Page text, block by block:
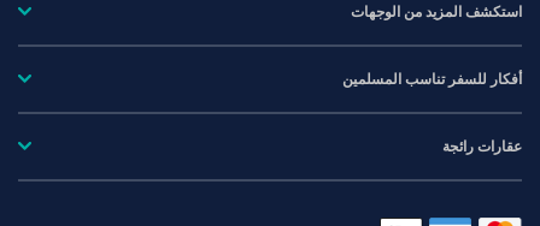
استكشف المزيد من الوجهات
أفكار للسفر تناسب المسلمين
عقارات رائجة